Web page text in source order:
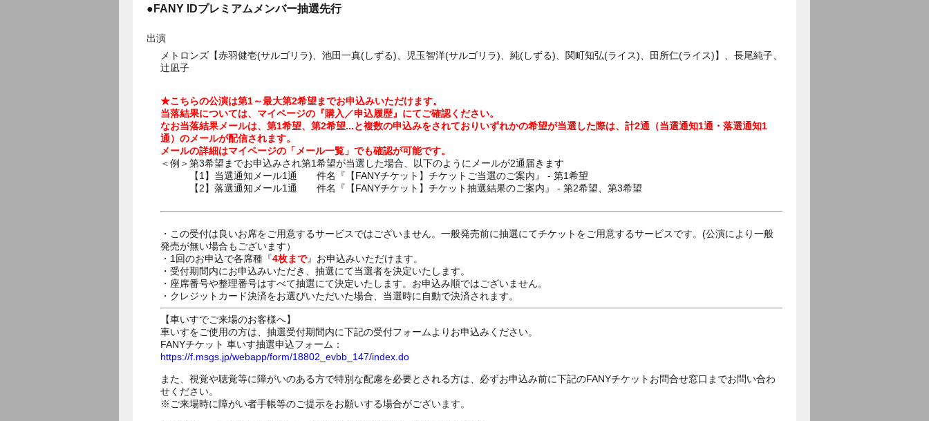
●FANY IDプレミアムメンバー抽選先行
出演
メトロンズ【赤羽健壱(サルゴリラ)、池田一真(しずる)、児玉智洋(サルゴリラ)、純(しずる)、関町知弘(ライス)、田所仁(ライス)】、長尾純子、
辻凪子
★こちらの公演は第1～最大第2希望までお申込みいただけます。
当落結果については、マイページの『購入／申込履歴』にてご確認ください。
なお当落結果メールは、第1希望、第2希望...と複数の申込みをされておりいずれかの希望が当選した際は、計2通（当選通知1通・落選通知1
通）のメールが配信されます。
メールの詳細はマイページの「メール一覧」でも確認が可能です。
＜例＞第3希望までお申込みされ第1希望が当選した場合、以下のようにメールが2通届きます
【1】当選通知メール1通 件名『【FANYチケット】チケットご当選のご案内』 - 第1希望
【2】落選通知メール1通 件名『【FANYチケット】チケット抽選結果のご案内』 - 第2希望、第3希望
・この受付は良いお席をご用意するサービスではございません。一般発売前に抽選にてチケットをご用意するサービスです。(公演により一般
発売が無い場合もございます）
・1回のお申込で各席種『4枚まで』お申込みいただけます。
・受付期間内にお申込みいただき、抽選にて当選者を決定いたします。
・座席番号や整理番号はすべて抽選にて決定いたします。お申込み順ではございません。
・クレジットカード決済をお選びいただいた場合、当選時に自動で決済されます。
【車いすでご来場のお客様へ】
車いすをご使用の方は、抽選受付期間内に下記の受付フォームよりお申込みください。
FANYチケット 車いす抽選申込フォーム：
https://f.msgs.jp/webapp/form/18802_evbb_147/index.do
また、視覚や聴覚等に障がいのある方で特別な配慮を必要とされる方は、必ずお申込み前に下記のFANYチケットお問合せ窓口までお問い合わ
せください。
※ご来場時に障がい者手帳等のご提示をお願いする場合がございます。